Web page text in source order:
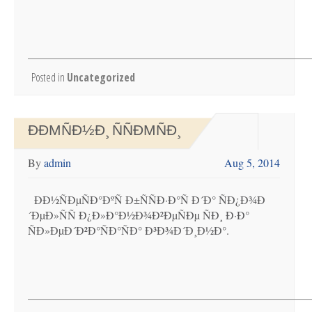
Posted in Uncategorized
ÐÐΜÑÐ½Ð¸ ÑÑÐΜÑÐ¸
Byadmin Aug 5, 2014
ÐÐ½ÑÐµÑÐ°ÐºÑ Ð±ÑÑÐ·Ð°Ñ Ð´Ð° ÑÐ¿Ð¾Ð
´ÐµÐ»ÑÑ Ð¿Ð»Ð°Ð½Ð¾Ð²ÐµÑÐµ ÑÐ¸ Ð·Ð°
ÑÐ»ÐµÐ´Ð²Ð°ÑÐ°ÑÐ° Ð³Ð¾Ð´Ð¸Ð½Ð°.